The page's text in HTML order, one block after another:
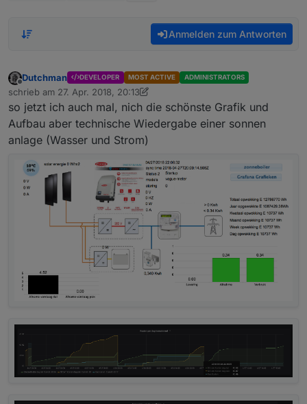
Anmelden zum Antworten
Offline
Dutchman DEVELOPER MOST ACTIVE ADMINISTRATORS
schrieb am 27. Apr. 2018, 20:13
zuletzt editiert von Jey Cee
so jetzt ich auch mal, nich die schönste Grafik und
Aufbau aber technische Wiedergabe einer sonnen
anlage (Wasser und Strom)